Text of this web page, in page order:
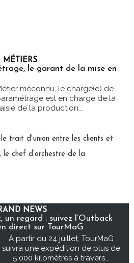
MÉTIERS
le garant de la mise en
méconnu, le chargé(e) de
est en charge de la
de la production...
le trait d'union entre les clients et
le chef d’orchestre de la
NEWS
un regard : suivez l’Outback
direct sur TourMaG
À partir du 24 juillet, TourMaG
suivra une expédition de plus de
5 000 kilomètres à travers...